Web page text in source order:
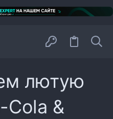
лютую
Cola &